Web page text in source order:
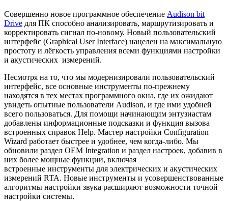
Совершенно новое программное обеспечение Audison bit
Drive для ПК способно анализировать, маршрутизировать и
корректировать сигнал по-новому. Новый пользовательский
интерфейс (Graphical User Interface) нацелен на максимальную
простоту и лёгкость управления всеми функциями настройки
и акустических измерений.
Несмотря на то, что мы модернизировали пользовательский
интерфейс, все основные инструменты по-прежнему
находятся в тех местах программного окна, где их ожидают
увидеть опытные пользователи Audison, и где ими удобней
всего пользоваться. Для помощи начинающим энтузиастам
добавлены информационные подсказки и функция вызова
встроенных справок Help. Мастер настройки Configuration
Wizard работает быстрее и удобнее, чем когда-либо. Мы
обновили раздел OEM Integration и раздел настроек, добавив в
них более мощные функции, включая
встроенные инструменты для электрических и акустических
измерений RTA. Новые инструменты и усовершенствованные
алгоритмы настройки звука расширяют возможности точной
настройки системы.